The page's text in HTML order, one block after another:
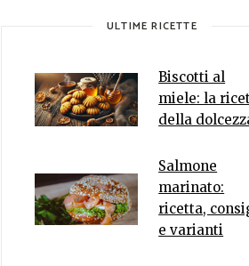
ULTIME RICETTE
Biscotti al
miele: la
della
Salmone
marinato:
ricetta,
e varianti